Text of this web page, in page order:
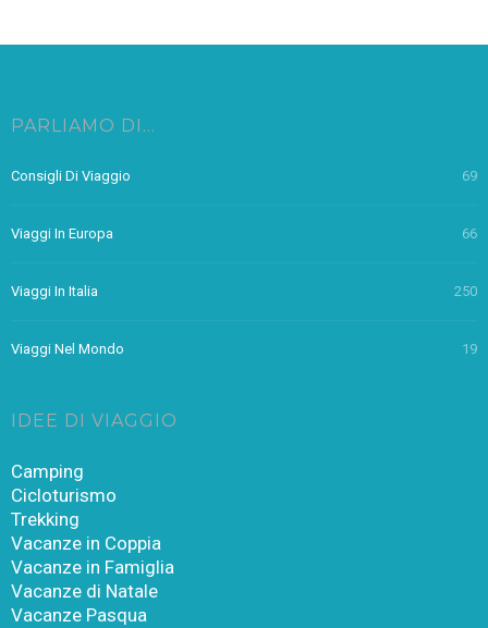
PARLIAMO DI…
Consigli Di Viaggio 69
Viaggi In Europa 66
Viaggi In Italia 250
Viaggi Nel Mondo 19
IDEE DI VIAGGIO
Camping
Cicloturismo
Trekking
Vacanze in Coppia
Vacanze in Famiglia
Vacanze di Natale
Vacanze Pasqua